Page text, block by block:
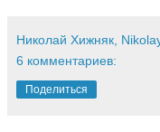
Николай Хижняк,
6 комментариев:
Поделиться